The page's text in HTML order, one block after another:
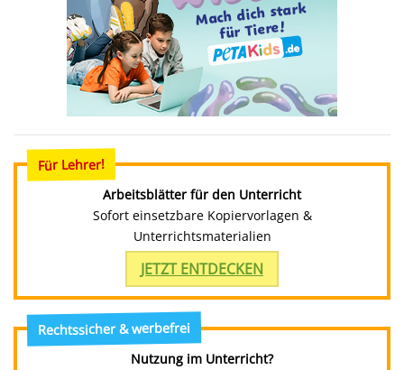
Für Lehrer!
Arbeitsblätter für den Unterricht
Sofort einsetzbare Kopiervorlagen &
Unterrichtsmaterialien
JETZT ENTDECKEN
Rechtssicher & werbefrei
Nutzung im Unterricht?